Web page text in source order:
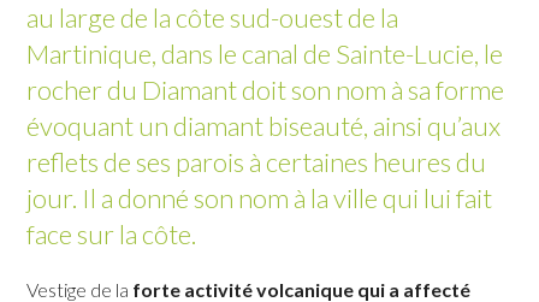
DUCOS
FORT-DE-FRANCE
LE FRANÇOIS
LE MORNE-ROUGE
au large de la côte sud-ouest de la
Martinique, dans le canal de Sainte-Lucie, le
rocher du Diamant doit son nom à sa forme
évoquant un diamant biseauté, ainsi qu’aux
reflets de ses parois à certaines heures du
jour. Il a donné son nom à la ville qui lui fait
face sur la côte.
Vestige de la forte activité volcanique qui a affecté